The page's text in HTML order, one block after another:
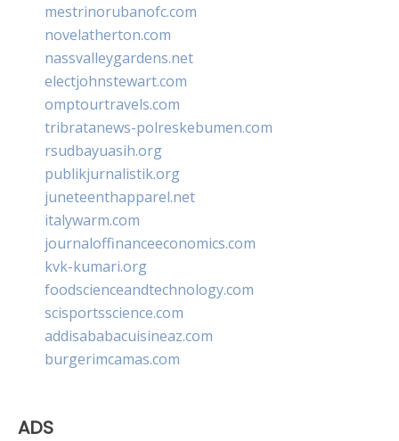
mestrinorubanofc.com
novelatherton.com
nassvalleygardens.net
electjohnstewart.com
omptourtravels.com
tribratanews-polreskebumen.com
rsudbayuasih.org
publikjurnalistik.org
juneteenthapparel.net
italywarm.com
journaloffinanceeconomics.com
kvk-kumari.org
foodscienceandtechnology.com
scisportsscience.com
addisababacuisineaz.com
burgerimcamas.com
ADS